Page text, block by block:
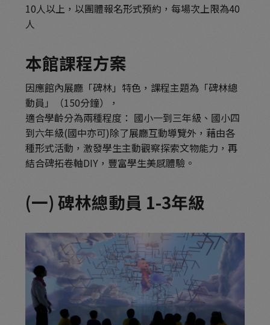
10人以上，以團體報名形式預約，每場次上限為40
人
本館課程方案
因應館內展廳「碑林」特色，課程主題為「碑林總
動員」（150分鐘），
適合學齡分為兩種程度： 國小一到三年級、國小四
到六年級(國中亦可)除了展廳互動導覽外，藉由各
種形式活動，激發學生主動觀察探索文物能力，再
結合碑拓卷軸DIY，豐富學生美感體驗。
(一) 碑林總動員 1-3年級